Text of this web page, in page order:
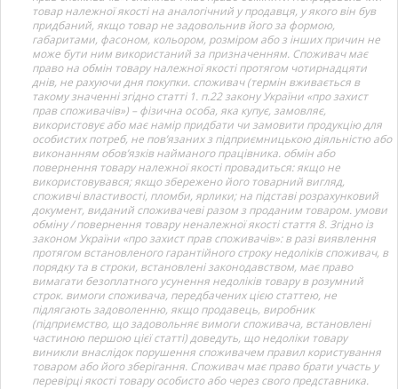
товар належної якості на аналогічний у продавця, у якого він був
придбаний, якщо товар не задовольнив його за формою,
габаритами, фасоном, кольором, розміром або з інших причин не
може бути ним використаний за призначенням. Споживач має
право на обмін товару належної якості протягом чотирнадцяти
днів, не рахуючи дня покупки. споживач (термін вживається в
такому значенні згідно статті 1. п.22 закону України «про захист
прав споживачів») – фізична особа, яка купує, замовляє,
використовує або має намір придбати чи замовити продукцію для
особистих потреб, не пов’язаних з підприємницькою діяльністю або
виконанням обов’язків найманого працівника. обмін або
повернення товару належної якості провадиться: якщо не
використовувався; якщо збережено його товарний вигляд,
споживчі властивості, пломби, ярлики; на підставі розрахунковий
документ, виданий споживачеві разом з проданим товаром. умови
обміну / повернення товару неналежної якості стаття 8. Згідно із
законом України «про захист прав споживачів»: в разі виявлення
протягом встановленого гарантійного строку недоліків споживач, в
порядку та в строки, встановлені законодавством, має право
вимагати безоплатного усунення недоліків товару в розумний
строк. вимоги споживача, передбачених цією статтею, не
підлягають задоволенню, якщо продавець, виробник
(підприємство, що задовольняє вимоги споживача, встановлені
частиною першою цієї статті) доведуть, що недоліки товару
виникли внаслідок порушення споживачем правил користування
товаром або його зберігання. Споживач має право брати участь у
перевірці якості товару особисто або через свого представника.